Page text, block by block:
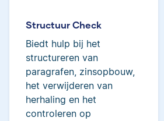
Structuur Check
Biedt hulp bij het
structureren van
paragrafen, zinsopbouw,
het verwijderen van
herhaling en het
controleren op
Yves
Yves heeft een MSc in